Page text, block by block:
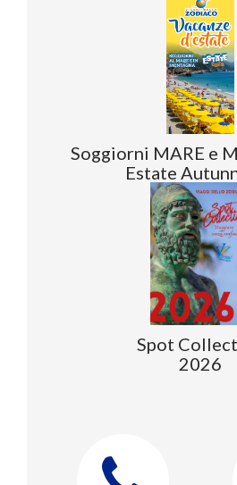
Soggiorni MARE e
Estate
Spot
2026